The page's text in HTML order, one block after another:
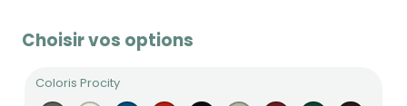
Choisir vos options
Coloris Procity